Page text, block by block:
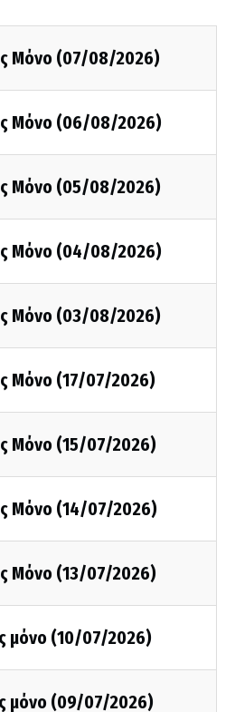
Μόνο (07/08/2026)
Μόνο (06/08/2026)
Μόνο (05/08/2026)
Μόνο (04/08/2026)
Μόνο (03/08/2026)
Μόνο (17/07/2026)
Μόνο (15/07/2026)
Μόνο (14/07/2026)
Μόνο (13/07/2026)
μόνο (10/07/2026)
μόνο (09/07/2026)